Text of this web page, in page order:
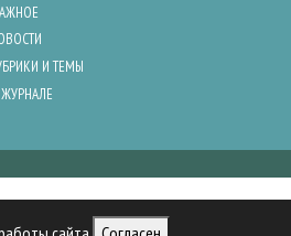
И ТЕМЫ
контента. Cookies помогают нам